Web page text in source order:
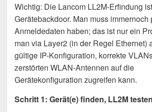
Wichtig: Die Lancom LL2M-Erfindung
Gerätebackdoor. Man muss immernoch
Anmeldedaten haben; das ist nur ein
man via Layer2 (in der Regel Ethernet)
gültige IP-Konfiguration, korrekte
zerstörten WLAN-Antennen auf die
Gerätekonfiguration zugreifen kann.
Schritt 1: Gerät(e) finden, LL2M testen